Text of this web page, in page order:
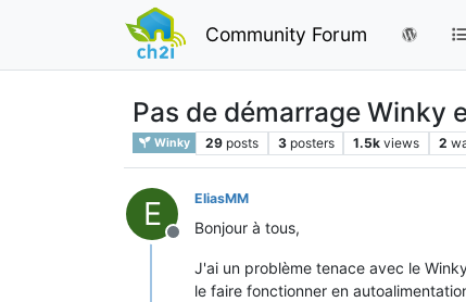
Community Forum
Pas de démarrage Winky
Winky 29 posts 3 posters 1.5k views 2
E
Offline
EliasMM
Bonjour à tous,
J'ai un problème tenace avec le
le faire fonctionner en